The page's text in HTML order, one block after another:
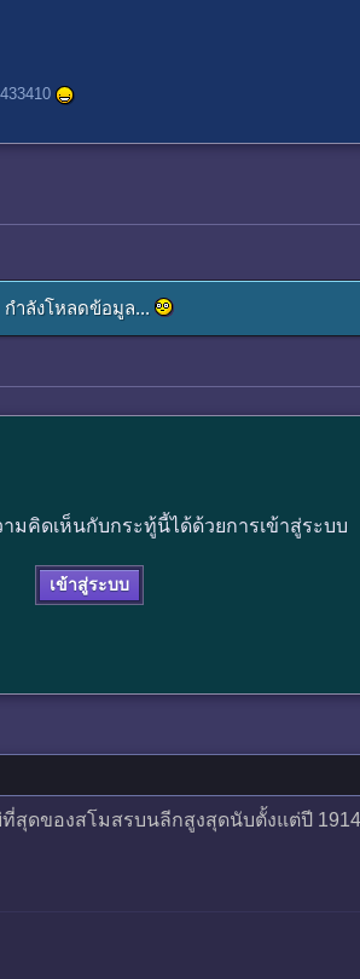
กำลังโหลดข้อมูล...
มคิดเห็นกับกระทู้นี้ได้ด้วยการเข้าสู่ระบบ
เข้าสู่ระบบ
ที่สุดของสโมสรบนลีกสูงสุดนับตั้งแต่ปี